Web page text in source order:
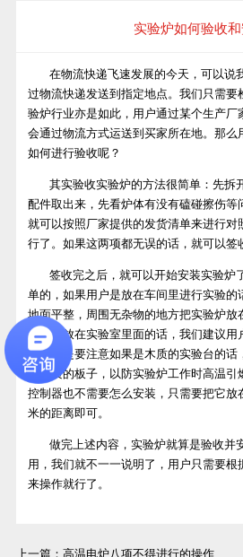
实验炉如何验收
在物流快递飞速发展的今天，可以说
过物流快递发送到指定地点。我们只需要
验炉行业亦是如此，用户通过某个生产厂
会通过物流方式运送到买家所在地。那么
如何进行验收呢？
其实验收实验炉的方法很简单：先拆
配件取出来，先看炉体有没有磕碰擦伤等
就可以按照厂家提供的发货清单来进行对
行了。如果这两项都无误的话，就可以签
签收完之后，就可以开始安装实验炉
单的，如果用户是放在车间里进行实验的
地面平整，周围无杂物的地方把实验炉放
实验炉放在实验室里面的话，我们建议用
上，但是要注意如果是木质的实验台的话
热材质的板子，以防实验炉工作时高温引
控制器也不需要怎么安装，只需要把它放
米的距离即可。
做完上述内容，实验炉就算是验收并
用，我们就不一一说明了，用户只需要根
来操作就行了。
上一篇： 高温电炉八项不得进行的操作